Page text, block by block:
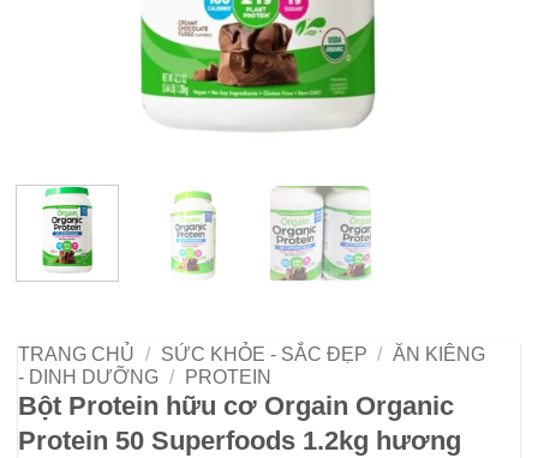
TRANG CHỦ / SỨC KHỎE - SẮC ĐẸP / ĂN KIÊNG
- DINH DƯỠNG / PROTEIN
Bột Protein hữu cơ Orgain Organic
Protein 50 Superfoods 1.2kg hương